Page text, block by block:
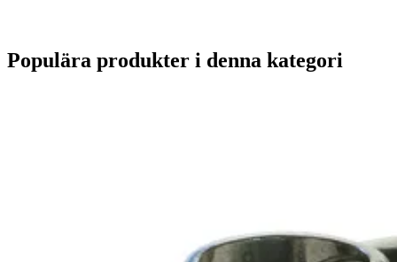
Populära produkter i denna kategori